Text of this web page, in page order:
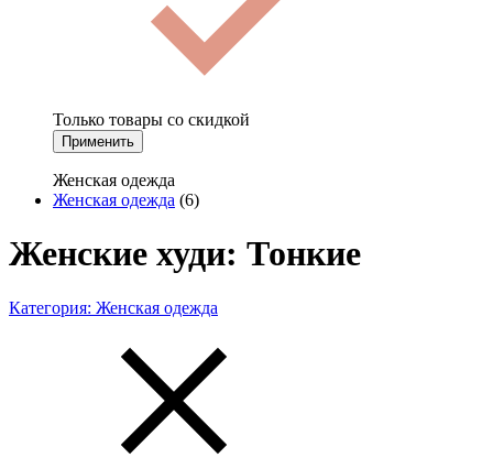
Только товары со скидкой
Применить
Женская одежда
Женская одежда (6)
Женские худи: Тонкие
Категория: Женская одежда